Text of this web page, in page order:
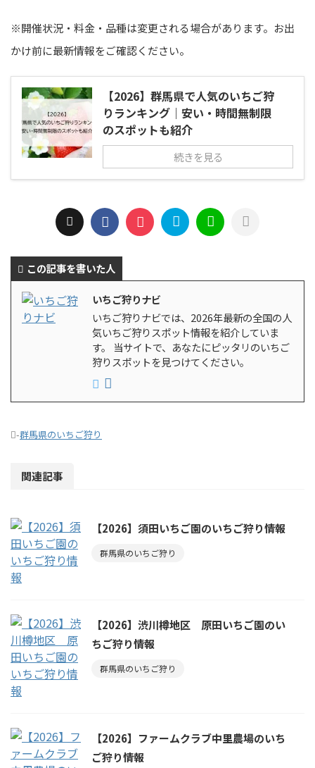
※開催状況・料金・品種は変更される場合があります。お出
かけ前に最新情報をご確認ください。
【2026】群馬県で人気のいちご狩
りランキング｜安い・時間無制限
のスポットも紹介
続きを見る
この記事を書いた人
いちご狩りナビ
いちご狩りナビでは、2026年最新の全国の人
気いちご狩りスポット情報を紹介していま
す。 当サイトで、あなたにピッタリのいちご
狩りスポットを見つけてください。
-群馬県のいちご狩り
関連記事
【2026】須田いちご園のいちご狩り情報
群馬県のいちご狩り
【2026】渋川樽地区 原田いちご園のい
ちご狩り情報
群馬県のいちご狩り
【2026】ファームクラブ中里農場のいち
ご狩り情報